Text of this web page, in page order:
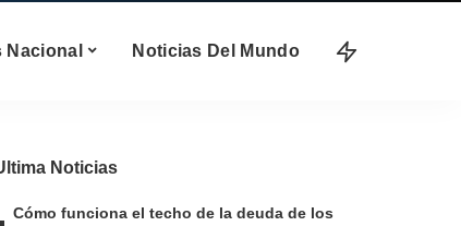
Nacional Noticias Del Mundo
Noticias
Cómo funciona el techo de la deuda de los